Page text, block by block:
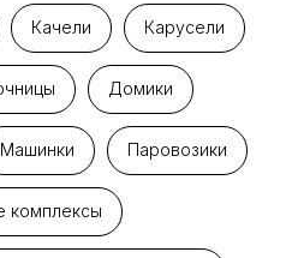
Качели Карусели
Домики
Машинки Паровозики
комплексы